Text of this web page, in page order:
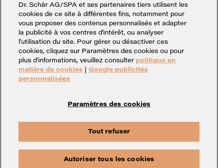
Mentions légales
Whistleblowing
Contact
Dr. Schär AG/SPA et ses partenaires tiers utilisent les
cookies de ce site à différentes fins, notamment pour
vous proposer des contenus personnalisés et adapter
la publicité à vos centres d'intérêt, ou analyser
l'utilisation du site. Pour gérer ou désactiver ces
cookies, cliquez sur Paramètres des cookies ou pour
plus d'informations, veuillez consulter politique en
matière de cookies |Google publicités
personnalisées
Paramètres des cookies
Tout refuser
Autoriser tous les cookies